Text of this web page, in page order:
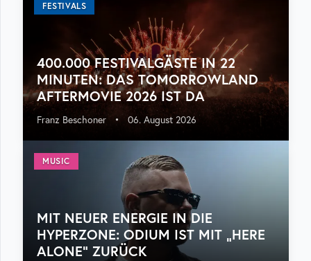
FESTIVALS
400.000 FESTIVALGÄSTE IN 22
MINUTEN: DAS TOMORROWLAND
AFTERMOVIE 2026 IST DA
Franz Beschoner • 06. August 2026
MUSIC
MIT NEUER ENERGIE IN DIE
HYPERZONE: ODIUM IST MIT „HERE
ALONE“ ZURÜCK